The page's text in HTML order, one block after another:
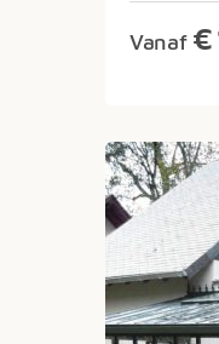
Vanaf €